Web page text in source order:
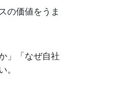
の価値をうま
」「なぜ自社